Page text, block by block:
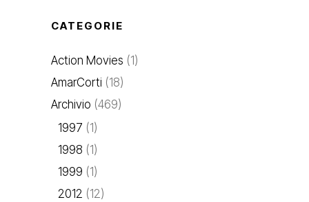
CATEGORIE
Action Movies (1)
AmarCorti (18)
Archivio (469)
1997 (1)
1998 (1)
1999 (1)
2012 (12)